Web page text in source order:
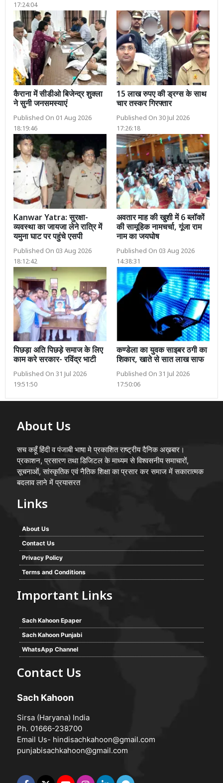
17:24:04
कैराना में सीडीओ बिजेन्द्र शुक्ला
ने सुनी जनसमस्याएं
Published On 01 Aug 2026
18:19:46
15 लाख रुपए की ड्रग्स के साथ
चार तस्कर गिरफ्तार
Published On 30 Jul 2026
17:26:18
Kanwar Yatra: सुरक्षा-
व्यवस्था का जायजा लेने रात्रि में
यमुना घाट पर पहुंचे एसपी
Published On 03 Aug 2026
18:12:42
अवतार माह की खुशी में 6 ब्लॉकों
की सामूहिक नामचर्चा, गूंजा राम
नाम का जयघोष
Published On 03 Aug 2026
14:38:31
पिछड़ा अति पिछड़े समाज के लिए
काम करे सरकार- रविंद्र भाटी
Published On 31 Jul 2026
19:51:50
कण्डेला का युवक साइबर ठगी का
शिकार, खाते से सात लाख साफ
Published On 31 Jul 2026
17:50:06
About Us
सच कहूँ हिंदी व पंजाबी भाषा मे प्रकाशित राष्ट्रीय दैनिक अख़बार।
प्रकाशन, प्रसारण तथा डिजिटल के माध्यम से विश्वसनीय समाचारों,
सूचनाओं, सांस्कृतिक एवं नैतिक शिक्षा का प्रसार कर समाज में सकारात्मक
बदलाव लाने में प्रयासरत
Links
About Us
Contact Us
Privacy Policy
Terms and Conditions
Important Links
Sach Kahoon Epaper
Sach Kahoon Punjabi
WhatsApp Channel
Contact Us
Sach Kahoon
Sirsa (Haryana) India
Ph. 01666-238700
Email Us- hindisachkahoon@gmail.com
punjabisachkahoon@gmail.com